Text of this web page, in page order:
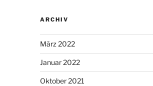
ARCHIV
März 2022
Januar 2022
Oktober 2021